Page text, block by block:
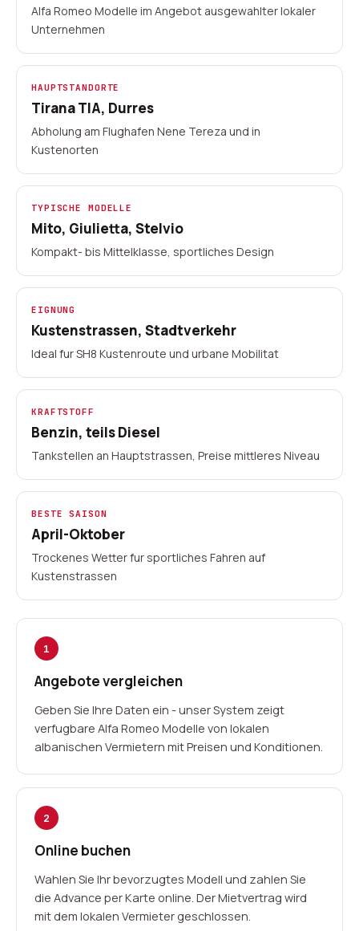
Seit 2023
Alfa Romeo Modelle im Angebot ausgewahlter lokaler
Unternehmen
HAUPTSTANDORTE
Tirana TIA, Durres
Abholung am Flughafen Nene Tereza und in
Kustenorten
TYPISCHE MODELLE
Mito, Giulietta, Stelvio
Kompakt- bis Mittelklasse, sportliches Design
EIGNUNG
Kustenstrassen, Stadtverkehr
Ideal fur SH8 Kustenroute und urbane Mobilitat
KRAFTSTOFF
Benzin, teils Diesel
Tankstellen an Hauptstrassen, Preise mittleres Niveau
BESTE SAISON
April-Oktober
Trockenes Wetter fur sportliches Fahren auf
Kustenstrassen
1
Angebote vergleichen
Geben Sie Ihre Daten ein - unser System zeigt
verfugbare Alfa Romeo Modelle von lokalen
albanischen Vermietern mit Preisen und Konditionen.
2
Online buchen
Wahlen Sie Ihr bevorzugtes Modell und zahlen Sie
die Advance per Karte online. Der Mietvertrag wird
mit dem lokalen Vermieter geschlossen.